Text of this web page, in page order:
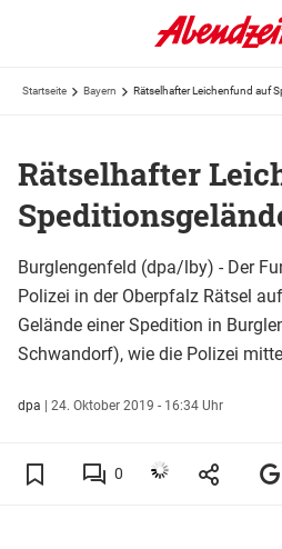
Startseite Bayern Rätselhafter Leichenfund auf
Rätselhafter
Burglengenfeld (dpa/lby) - Der
Polizei in der Oberpfalz Rätsel
Gelände einer Spedition in
Schwandorf), wie die Polizei
dpa | 24. Oktober 2019 - 16:34 Uhr
0